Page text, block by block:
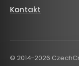
Kontakt
© 2014-2026